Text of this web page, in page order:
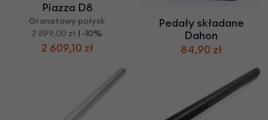
Piazza D8
Granatowy połysk
2 899,00 zł | -10%
2 609,10 zł
Pedały składane
Dahon
84,90 zł